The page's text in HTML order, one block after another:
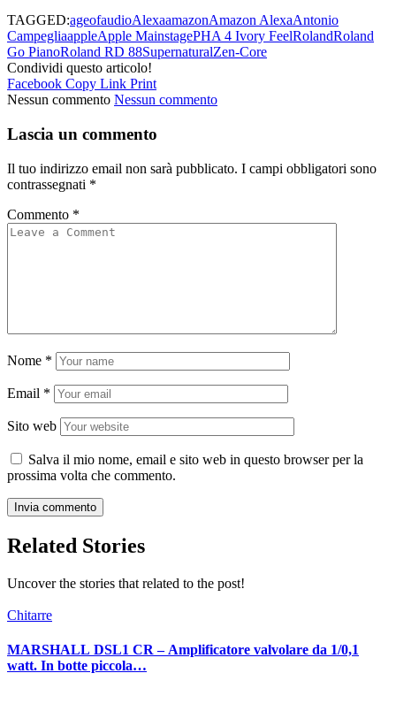
TAGGED:ageofaudioAlexaamazonAmazon AlexaAntonio
CampegliaappleApple MainstagePHA 4 Ivory FeelRolandRoland
Go PianoRoland RD 88SupernaturalZen-Core
Condividi questo articolo!
Facebook Copy Link Print
Nessun commento Nessun commento
Lascia un commento
Il tuo indirizzo email non sarà pubblicato. I campi obbligatori sono
contrassegnati *
Commento *
Nome *
Email *
Sito web
Salva il mio nome, email e sito web in questo browser per la
prossima volta che commento.
Related Stories
Uncover the stories that related to the post!
Chitarre
MARSHALL DSL1 CR – Amplificatore valvolare da 1/0,1
watt. In botte piccola…